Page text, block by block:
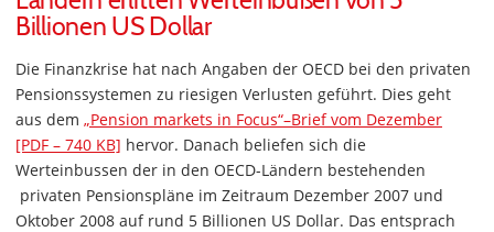
Billionen US Dollar
Die Finanzkrise hat nach Angaben der OECD bei den privaten
Pensionssystemen zu riesigen Verlusten geführt. Dies geht
aus dem „Pension markets in Focus“–Brief vom Dezember
[PDF – 740 KB] hervor. Danach beliefen sich die
Werteinbussen der in den OECD-Ländern bestehenden
privaten Pensionspläne im Zeitraum Dezember 2007 und
Oktober 2008 auf rund 5 Billionen US Dollar. Das entsprach